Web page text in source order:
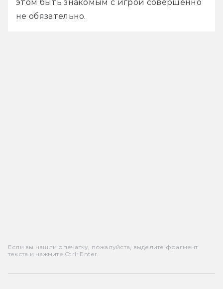
этом быть знакомым с игрой совершенно
не обязательно.
Если вы нашли опечатку, пожалуйста, выделите фрагмент
текста и нажмите Ctrl+Enter.